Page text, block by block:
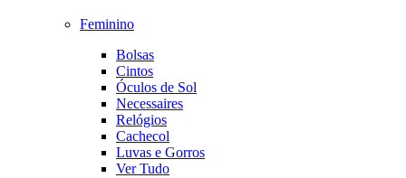
Feminino
Bolsas
Cintos
Óculos de Sol
Necessaires
Relógios
Cachecol
Luvas e Gorros
Ver Tudo